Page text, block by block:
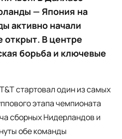
— Япония на
активно начали
открыт. В центре
борьба и ключевые
стартовал один из самых
этапа чемпионата
сборных Нидерландов и
обе команды